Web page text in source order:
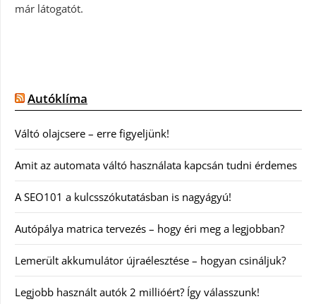
már látogatót.
Autóklíma
Váltó olajcsere – erre figyeljünk!
Amit az automata váltó használata kapcsán tudni érdemes
A SEO101 a kulcsszókutatásban is nagyágyú!
Autópálya matrica tervezés – hogy éri meg a legjobban?
Lemerült akkumulátor újraélesztése – hogyan csináljuk?
Legjobb használt autók 2 millióért? Így válasszunk!